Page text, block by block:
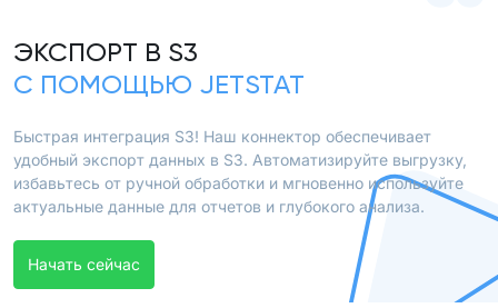
ЭКСПОРТ В S3
С ПОМОЩЬЮ JETSTAT
Быстрая интеграция S3! Наш коннектор обеспечивает
удобный экспорт данных в S3. Автоматизируйте выгрузку,
избавьтесь от ручной обработки и мгновенно используйте
актуальные данные для отчетов и глубокого анализа.
Начать сейчас